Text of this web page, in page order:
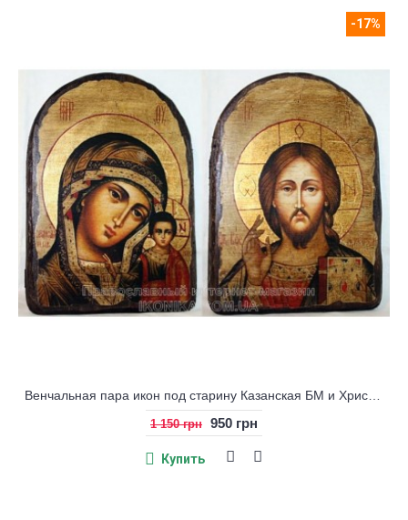
-17%
1 150 грн 950 грн
Купить